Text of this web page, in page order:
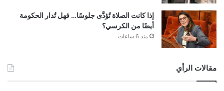
إذا كانت الصلاة تُؤدَّى جلوسًا… فهل تُدار الحكومة
أيضًا من الكرسي؟
منذ 6 ساعات
مقالات الرأي